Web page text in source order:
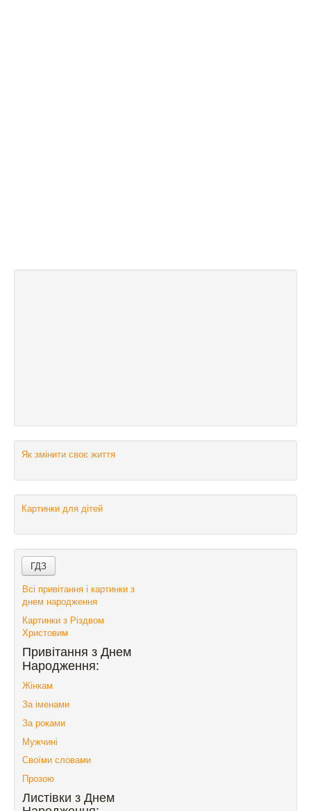
Як змінити своє життя
Картинки для дітей
Всі привітання і картинки з
днем народження
Картинки з Різдвом
Христовим
Привітання з Днем
Народження:
Жінкам
За іменами
За роками
Мужчині
Своїми словами
Прозою
Листівки з Днем